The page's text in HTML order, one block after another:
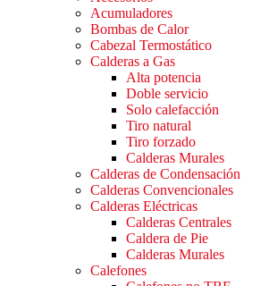
Acumuladores
Bombas de Calor
Cabezal Termostático
Calderas a Gas
Alta potencia
Doble servicio
Solo calefacción
Tiro natural
Tiro forzado
Calderas Murales
Calderas de Condensación
Calderas Convencionales
Calderas Eléctricas
Calderas Centrales
Caldera de Pie
Calderas Murales
Calefones